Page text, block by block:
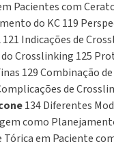
Pacientes com
do KC 119
121 Indicações de
Crosslinking 125
129 Combinação
de
134 Diferentes
como
em Paciente